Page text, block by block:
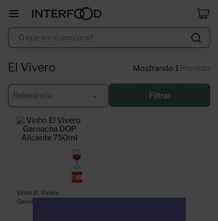
O que você procura?
El Vivero 1 Produto
Relevância Filtrar
Vinho El Vivero
Garnacha DOP
º duff
corpus astral
10ºselección